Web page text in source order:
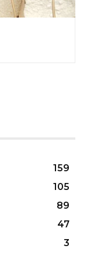
159
105
89
47
3